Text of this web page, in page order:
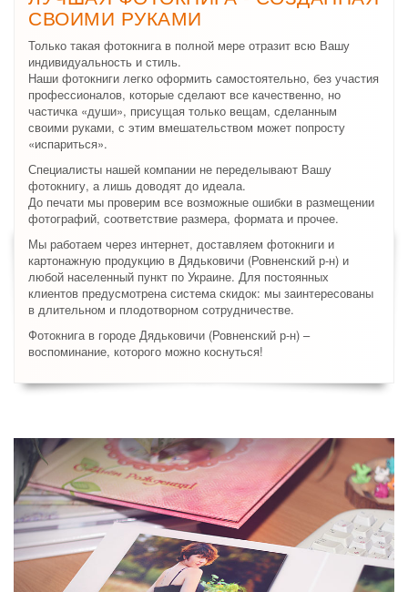
СВОИМИ РУКАМИ
Только такая фотокнига в полной мере отразит всю Вашу
индивидуальность и стиль.
Наши фотокниги легко оформить самостоятельно, без участия
профессионалов, которые сделают все качественно, но
частичка «души», присущая только вещам, сделанным
своими руками, с этим вмешательством может попросту
«испариться».
Специалисты нашей компании не переделывают Вашу
фотокнигу, а лишь доводят до идеала.
До печати мы проверим все возможные ошибки в размещении
фотографий, соответствие размера, формата и прочее.
Мы работаем через интернет, доставляем фотокниги и
картонажную продукцию в Дядьковичи (Ровненский р-н) и
любой населенный пункт по Украине. Для постоянных
клиентов предусмотрена система скидок: мы заинтересованы
в длительном и плодотворном сотрудничестве.
Фотокнига в городе Дядьковичи (Ровненский р-н) –
воспоминание, которого можно коснуться!